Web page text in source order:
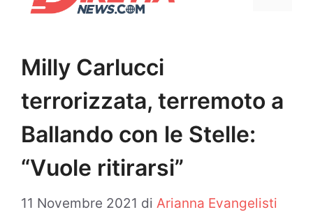
contenuto
Milly Carlucci
terrorizzata, terremoto a
Ballando con le Stelle:
“Vuole ritirarsi”
11 Novembre 2021 di Arianna Evangelisti